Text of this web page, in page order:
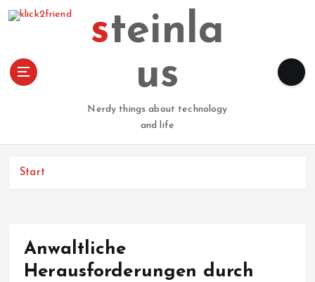
steinla
us
Nerdy things about technology
and life
Start
Anwaltliche
Herausforderungen durch